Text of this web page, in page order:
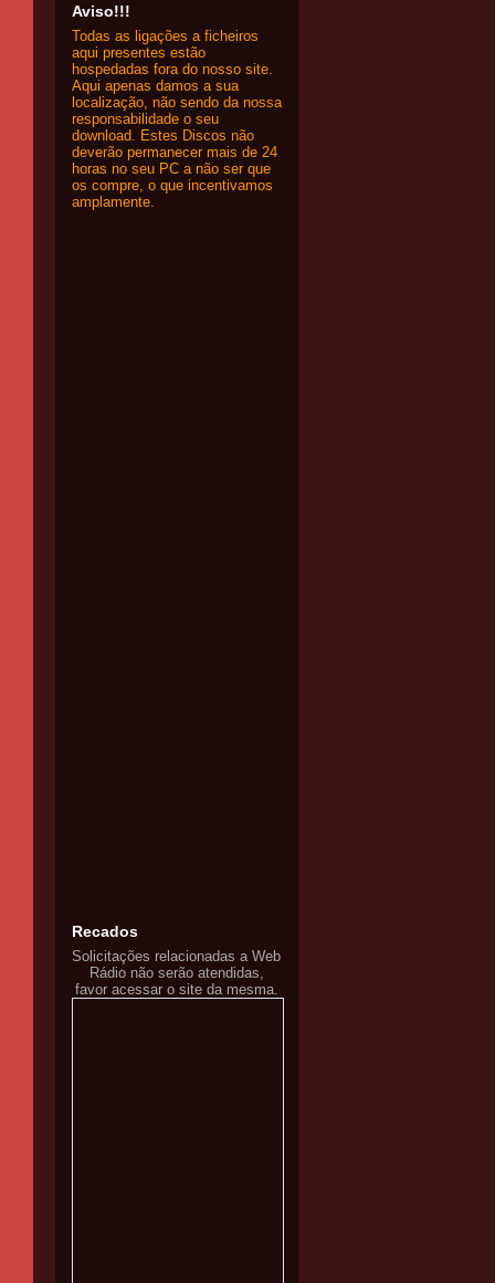
Aviso!!!
Todas as ligações a ficheiros
aqui presentes estão
hospedadas fora do nosso site.
Aqui apenas damos a sua
localização, não sendo da nossa
responsabilidade o seu
download. Estes Discos não
deverão permanecer mais de 24
horas no seu PC a não ser que
os compre, o que incentivamos
amplamente.
Recados
Solicitações relacionadas a Web
Rádio não serão atendidas,
favor acessar o site da mesma.